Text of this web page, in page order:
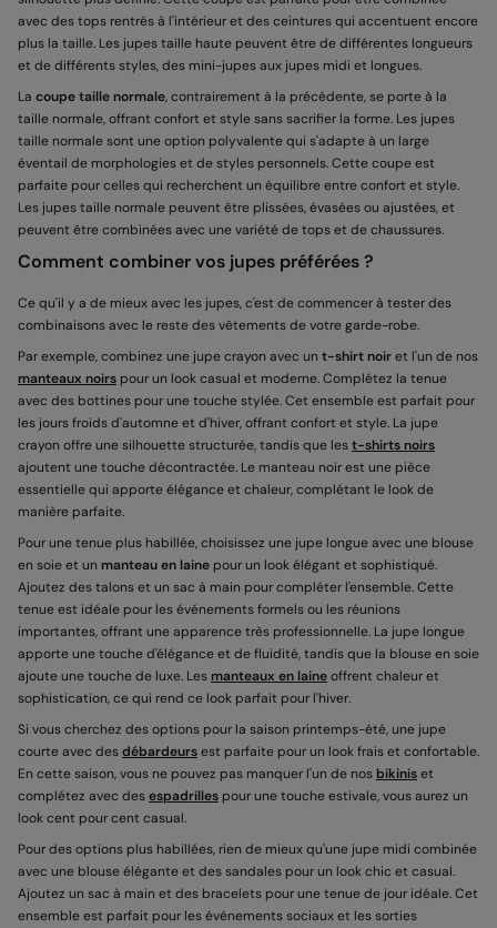
avec des tops rentrés à l'intérieur et des ceintures qui accentuent encore
plus la taille. Les jupes taille haute peuvent être de différentes longueurs
et de différents styles, des mini-jupes aux jupes midi et longues.
La coupe taille normale, contrairement à la précédente, se porte à la
taille normale, offrant confort et style sans sacrifier la forme. Les jupes
taille normale sont une option polyvalente qui s'adapte à un large
éventail de morphologies et de styles personnels. Cette coupe est
parfaite pour celles qui recherchent un équilibre entre confort et style.
Les jupes taille normale peuvent être plissées, évasées ou ajustées, et
peuvent être combinées avec une variété de tops et de chaussures.
Comment combiner vos jupes préférées ?
Ce qu'il y a de mieux avec les jupes, c'est de commencer à tester des
combinaisons avec le reste des vêtements de votre garde-robe.
Par exemple, combinez une jupe crayon avec un t-shirt noiret l'un de nos
manteaux noirs pour un look casual et moderne. Complétez la tenue
avec des bottines pour une touche stylée. Cet ensemble est parfait pour
les jours froids d'automne et d'hiver, offrant confort et style. La jupe
crayon offre une silhouette structurée, tandis que lest-shirts noirs
ajoutent une touche décontractée. Le manteau noir est une pièce
essentielle qui apporte élégance et chaleur, complétant le look de
manière parfaite.
Pour une tenue plus habillée, choisissez une jupe longue avec une blouse
en soie et un manteau en laine pour un look élégant et sophistiqué.
Ajoutez des talons et un sac à main pour compléter l'ensemble. Cette
tenue est idéale pour les événements formels ou les réunions
importantes, offrant une apparence très professionnelle. La jupe longue
apporte une touche d'élégance et de fluidité, tandis que la blouse en soie
ajoute une touche de luxe. Lesmanteaux en laineoffrent chaleur et
sophistication, ce qui rend ce look parfait pour l'hiver.
Si vous cherchez des options pour la saison printemps-été, une jupe
courte avec desdébardeursest parfaite pour un look frais et confortable.
En cette saison, vous ne pouvez pas manquer l'un de nosbikiniset
complétez avec desespadrilles pour une touche estivale, vous aurez un
look cent pour cent casual.
Pour des options plus habillées, rien de mieux qu'une jupe midi combinée
avec une blouse élégante et des sandales pour un look chic et casual.
Ajoutez un sac à main et des bracelets pour une tenue de jour idéale. Cet
ensemble est parfait pour les événements sociaux et les sorties